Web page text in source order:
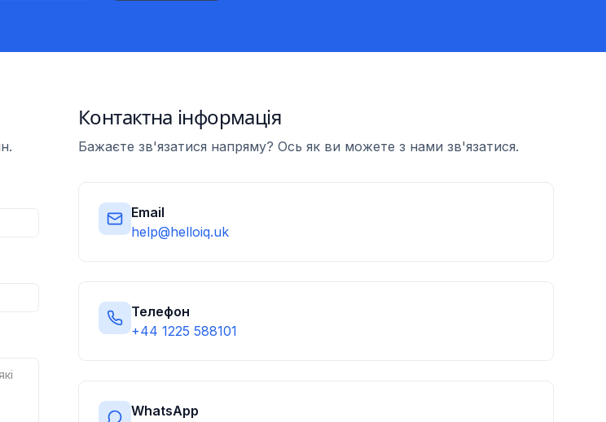
Контактна інформація
Бажаєте зв'язатися напряму? Ось як ви можете з нами зв'язатися.
Email
help@helloiq.uk
Телефон
+44 1225 588101
WhatsApp